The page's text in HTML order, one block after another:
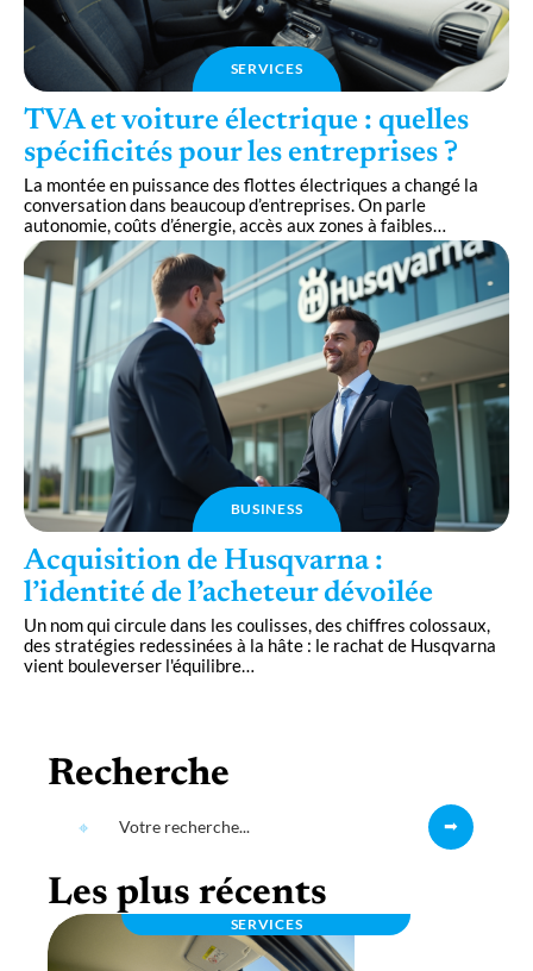
SERVICES
TVA et voiture électrique : quelles
spécificités pour les entreprises ?
La montée en puissance des flottes électriques a changé la
conversation dans beaucoup d’entreprises. On parle
autonomie, coûts d’énergie, accès aux zones à faibles…
BUSINESS
Acquisition de Husqvarna :
l’identité de l’acheteur dévoilée
Un nom qui circule dans les coulisses, des chiffres colossaux,
des stratégies redessinées à la hâte : le rachat de Husqvarna
vient bouleverser l'équilibre…
Recherche
Les plus récents
SERVICES